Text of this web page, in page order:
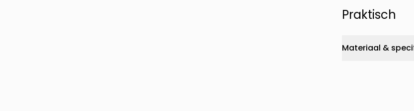
Praktisch
Materiaal &